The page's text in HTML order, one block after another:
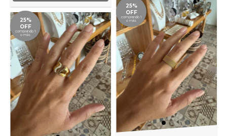
25%
OFF
comprando 1
o más
25%
OFF
comprando 1
o más